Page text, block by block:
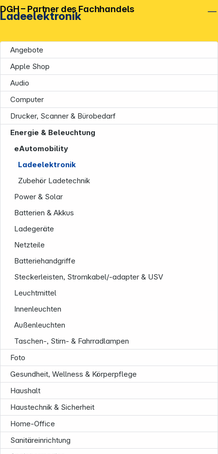
Ladeelektronik
Angebote
Apple Shop
Audio
Computer
Drucker, Scanner & Bürobedarf
Energie & Beleuchtung
eAutomobility
Ladeelektronik
Zubehör Ladetechnik
Power & Solar
Batterien & Akkus
Ladegeräte
Netzteile
Batteriehandgriffe
Steckerleisten, Stromkabel/-adapter & USV
Leuchtmittel
Innenleuchten
Außenleuchten
Taschen-, Stirn- & Fahrradlampen
Foto
Gesundheit, Wellness & Körperpflege
Haushalt
Haustechnik & Sicherheit
Home-Office
Sanitäreinrichtung
DGH – Partner des Fachhandels
Unternehmen